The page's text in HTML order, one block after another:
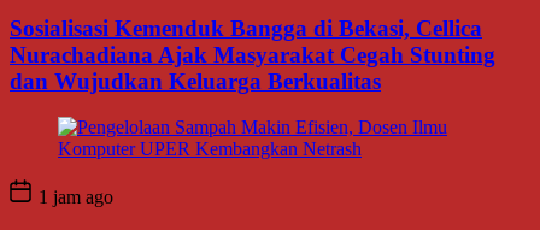
Sosialisasi Kemenduk Bangga di Bekasi, Cellica
Nurachadiana Ajak Masyarakat Cegah Stunting
dan Wujudkan Keluarga Berkualitas
1 jam ago